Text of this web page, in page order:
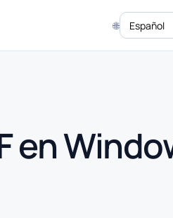
🌐
en